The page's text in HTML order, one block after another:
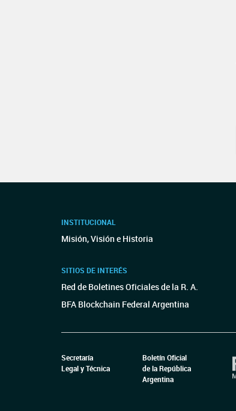
INSTITUCIONAL
Misión, Visión e Historia
SITIOS DE INTERÉS
Red de Boletines Oficiales de la R. A.
BFA Blockchain Federal Argentina
Secretaría
Legal y Técnica
Boletín Oficial
de la República
Argentina